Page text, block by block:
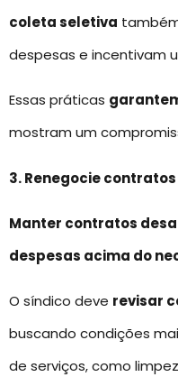
coleta seletiva
despesas e incentivam
Essas práticas
mostram um
3. Renegocie
Manter contratos
despesas acima do
O síndico deve revisar
buscando condições
de serviços, como